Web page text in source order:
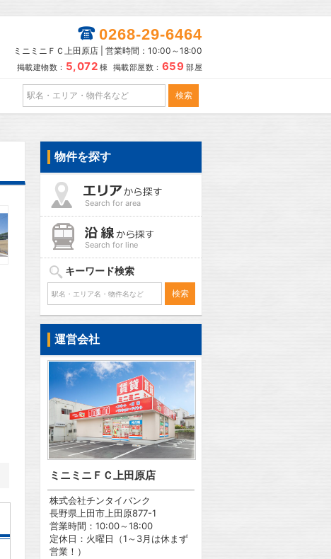
0268-29-6464
ミニミニＦＣ上田原店 | 営業時間：10:00～18:00
掲載建物数： 5,072 棟 掲載部屋数： 659 部屋
物件を探す
Search for area
Search for line
キーワード検索
運営会社
ミニミニＦＣ上田原店
株式会社チンタイバンク
長野県上田市上田原877-1
営業時間：10:00～18:00
定休日：火曜日（1～3月は休まず
営業！）